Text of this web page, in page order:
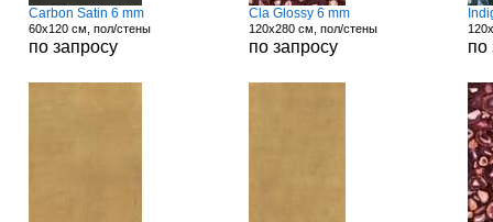
Carbon Satin 6 mm
60x120 см, пол/стены
по запросу
Cla Glossy 6 mm
120x280 см, пол/стены
по запросу по